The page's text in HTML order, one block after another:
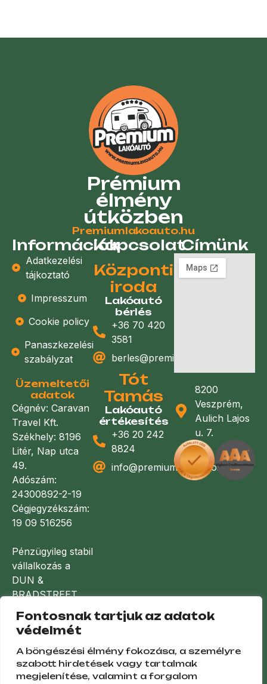
Fontosnak tartjuk az adatok
védelmét
A böngészési élmény fokozása, a személyre
szabott hirdetések vagy tartalmak
megjelenítése, valamint a forgalom
Prémium
élmény
útközben
Premiumlakoauto.hu
Információk
Adatkezelési
tájkoztató
Impresszum
Cookie policy
Panaszkezelési
szabályzat
Üzemeltetői
adatok
Cégnév: Caravan
Travel Kft.
Székhely: 8196
Litér, Nap utca
49.
Adószám:
24300892-2-19
Cégjegyzékszám:
19 09 516256
Pénzügyileg stabil
vállalkozás a
DUN &
BRADSTREET
alapján
Kapcsolat
Központi
iroda
Lakóautó
bérlés
+36 70 420
3581
berles@premiumlakoauto.hu
Tót
Tamás
Lakóautó
értékesítés
+36 20 242
8824
info@premiumlakoauto.hu
Címünk
8200
Veszprém,
Aulich Lajos
u. 7.